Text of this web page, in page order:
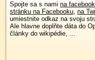
Spojte sa s nami na
stránku na Facebooku, na
umiestnite odkaz na svoju
Ale hlavne doplňte dáta do
články do wikipédie, ...